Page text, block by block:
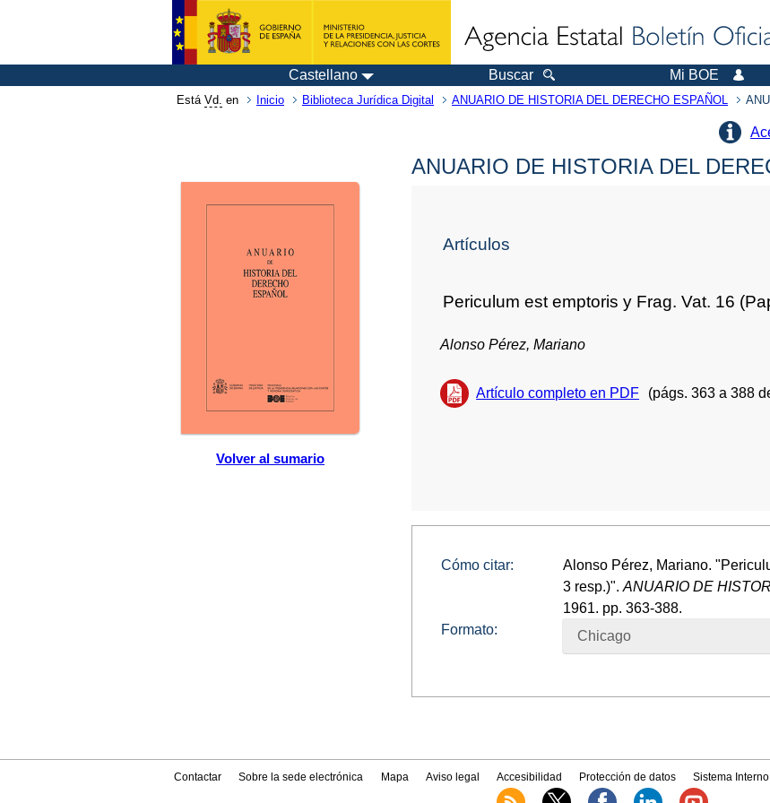
Castellano Buscar Mi BOE
Está Vd. en Inicio Biblioteca Jurídica Digital ANUARIO DE HISTORIA DEL DERECHO ESPAÑOL
Volver al sumario
ANUARIO DE HISTORIA DEL
Artículos
Periculum est emptoris y Frag. Vat. 16
Alonso Pérez, Mariano
Artículo completo en PDF (págs. 363 a 388
Cómo citar:
Alonso Pérez, Mariano.
3 resp.)".ANUARIO DE
1961. pp. 363-388.
Formato:
Chicago
Contactar Sobre la sede electrónica Mapa Aviso legal Accesibilidad Protección de datos Sistema